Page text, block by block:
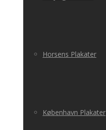
Horsens Plakater
København Plakater